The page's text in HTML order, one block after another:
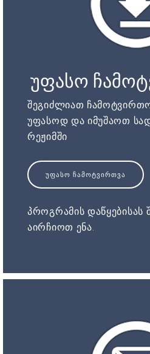
უფასო
შეგიძლიათ
უფასოდ და იმუშაოთ
რეჟიმში
ᲣᲤᲐᲡᲝ ᲩᲐᲛᲝᲢᲕᲘᲠᲗᲕᲐ
პროგრამის დაწყებისას
აირჩიოთ ენა.